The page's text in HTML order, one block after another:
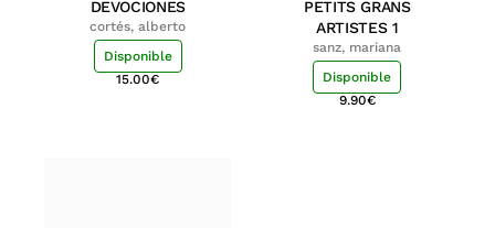
DEVOCIONES
cortés, alberto
Disponible
15.00€
PETITS GRANS
ARTISTES 1
sanz, mariana
Disponible
9.90€